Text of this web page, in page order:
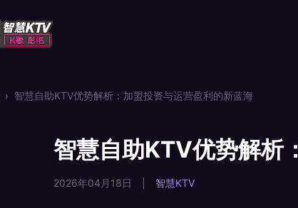
› 智慧自助KTV优势解析：加盟投资与运营盈利的新蓝海
智慧自助KTV优势解析
2026年04月18日 智慧KTV